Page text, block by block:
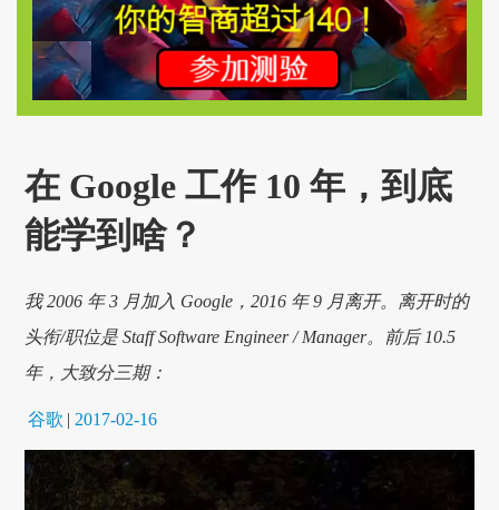
在 Google 工作 10 年，到底
能学到啥？
我 2006 年 3 月加入 Google，2016 年 9 月离开。离开时的
头衔/职位是 Staff Software Engineer / Manager。前后 10.5
年，大致分三期：
谷歌 | 2017-02-16